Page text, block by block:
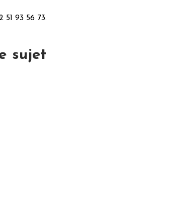
51 93 56 73.
sujet